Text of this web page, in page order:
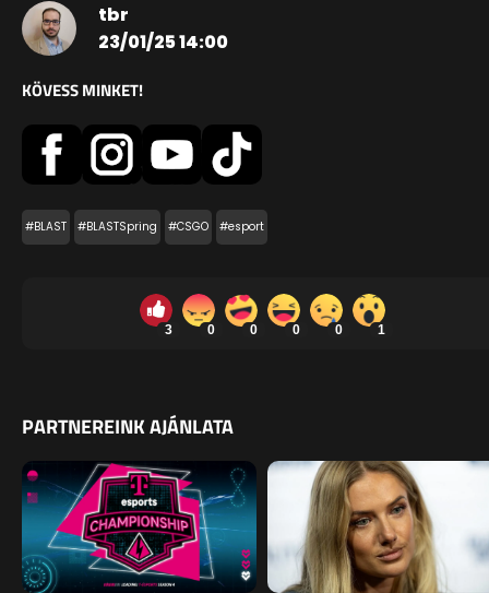
tbr
23/01/25 14:00
KÖVESS MINKET!
#BLAST #BLASTSpring #CSGO #esport
3 0 0 0 0 1
PARTNEREINK AJÁNLATA